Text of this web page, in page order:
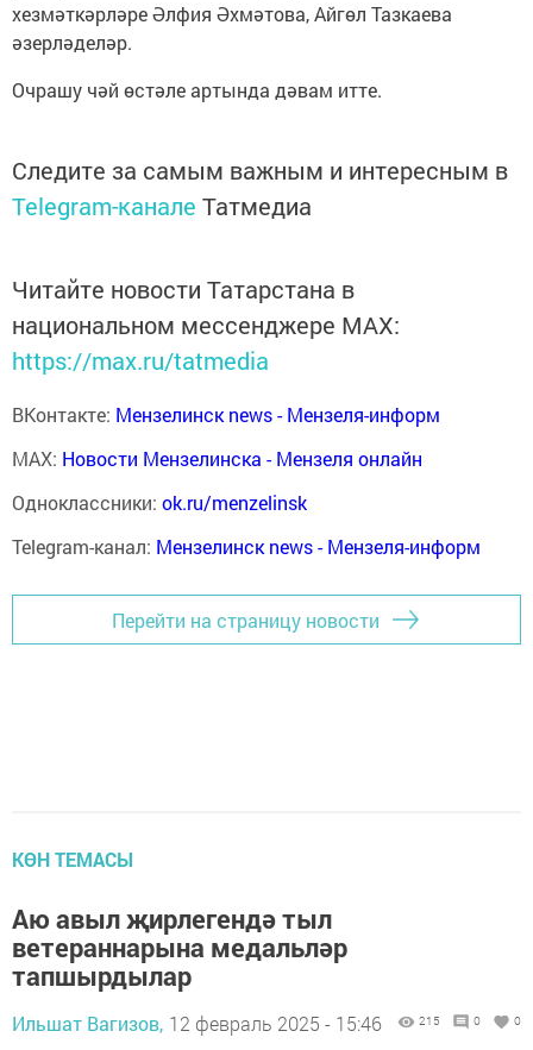
хезмәткәрләре Әлфия Әхмәтова, Айгөл Тазкаева
әзерләделәр.
Очрашу чәй өстәле артында дәвам итте.
Следите за самым важным и интересным в
Telegram-канале Татмедиа
Читайте новости Татарстана в
национальном мессенджере MАХ:
https://max.ru/tatmedia
ВКонтакте: Мензелинск news - Мензеля-информ
MAX: Новости Мензелинска - Мензеля онлайн
Одноклассники: ok.ru/menzelinsk
Telegram-канал: Мензелинск news - Мензеля-информ
Перейти на страницу новости
КӨН ТЕМАСЫ
Аю авыл җирлегендә тыл
ветераннарына медальләр
тапшырдылар
Ильшат Вагизов, 12 февраль 2025 - 15:46 215 0 0